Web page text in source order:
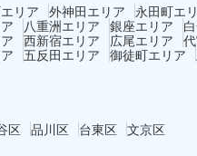
リア 外神田エリア
永田町エ
八重洲エリア 銀座エリア
西新宿エリア 広尾エリア
五反田エリア 御徒町エリア
区 品川区 台東区 文京区